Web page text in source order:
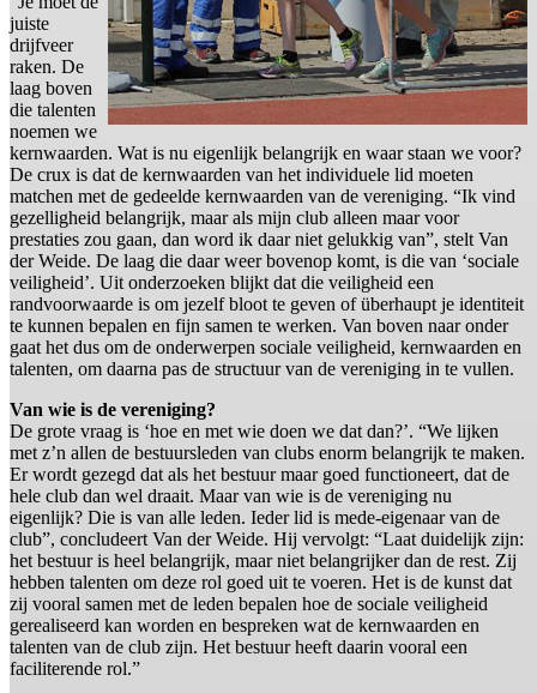
juiste
drijfveer
raken. De
laag boven
die talenten
noemen we
kernwaarden. Wat is nu eigenlijk belangrijk en waar staan we voor?
De crux is dat de kernwaarden van het individuele lid moeten
matchen met de gedeelde kernwaarden van de vereniging. “Ik vind
gezelligheid belangrijk, maar als mijn club alleen maar voor
prestaties zou gaan, dan word ik daar niet gelukkig van”, stelt Van
der Weide. De laag die daar weer bovenop komt, is die van ‘sociale
veiligheid’. Uit onderzoeken blijkt dat die veiligheid een
randvoorwaarde is om jezelf bloot te geven of überhaupt je identiteit
te kunnen bepalen en fijn samen te werken. Van boven naar onder
gaat het dus om de onderwerpen sociale veiligheid, kernwaarden en
talenten, om daarna pas de structuur van de vereniging in te vullen.
Van wie is de vereniging?
De grote vraag is ‘hoe en met wie doen we dat dan?’. “We lijken
met z’n allen de bestuursleden van clubs enorm belangrijk te maken.
Er wordt gezegd dat als het bestuur maar goed functioneert, dat de
hele club dan wel draait. Maar van wie is de vereniging nu
eigenlijk? Die is van alle leden. Ieder lid is mede-eigenaar van de
club”, concludeert Van der Weide. Hij vervolgt: “Laat duidelijk zijn:
het bestuur is heel belangrijk, maar niet belangrijker dan de rest. Zij
hebben talenten om deze rol goed uit te voeren. Het is de kunst dat
zij vooral samen met de leden bepalen hoe de sociale veiligheid
gerealiseerd kan worden en bespreken wat de kernwaarden en
talenten van de club zijn. Het bestuur heeft daarin vooral een
faciliterende rol.”